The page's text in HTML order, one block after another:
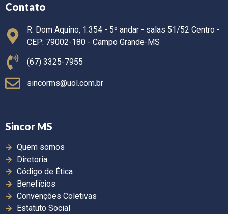
Contato
R. Dom Aquino, 1.354 - 5º andar - salas 51/52 Centro -
CEP: 79002-180 - Campo Grande-MS
(67) 3325-7955
sincorms@uol.com.br
Sincor MS
Quem somos
Diretoria
Código de Ética
Benefícios
Convenções Coletivas
Estatuto Social